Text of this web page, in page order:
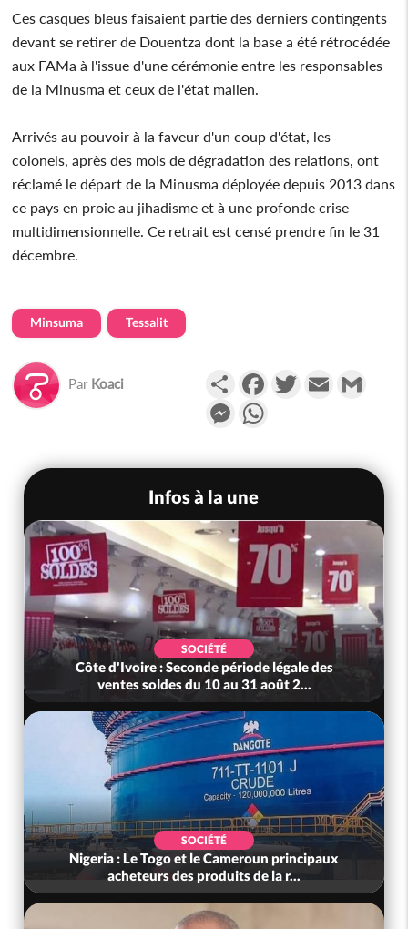
Ces casques bleus faisaient partie des derniers contingents
devant se retirer de Douentza dont la base a été rétrocédée
aux FAMa à l'issue d'une cérémonie entre les responsables
de la Minusma et ceux de l'état malien.
Arrivés au pouvoir à la faveur d'un coup d'état, les
colonels, après des mois de dégradation des relations, ont
réclamé le départ de la Minusma déployée depuis 2013 dans
ce pays en proie au jihadisme et à une profonde crise
multidimensionnelle. Ce retrait est censé prendre fin le 31
décembre.
Minsuma Tessalit
Par Koaci PartagerFacebookTwitterEmail
Messenger
Infos à la une
SOCIÉTÉ
Côte d'Ivoire : Seconde période légale des
ventes soldes du 10 au 31 août 2...
SOCIÉTÉ
Nigeria : Le Togo et le Cameroun principaux
acheteurs des produits de la r...